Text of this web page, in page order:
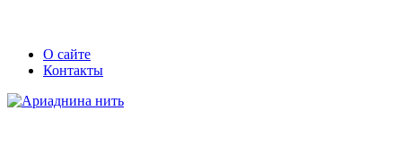
Skip
Secondary
left
navigation
Secondary
right
navigation
О сайте
Контакты